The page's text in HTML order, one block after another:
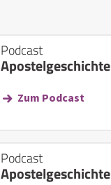
Podcast
Apostelgeschichte
Zum Podcast
Podcast
Apostelgeschichte